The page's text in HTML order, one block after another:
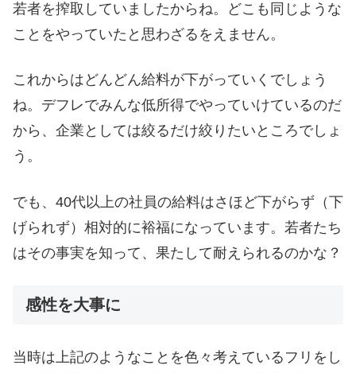
若者を搾取していましたからね。どこも同じような
ことをやっていたと思わざるをえません。
これからはどんどん給料が下がっていくでしょう
ね。デフレでみんな低所得でやっていけているのだ
から、企業としては絞るだけ絞りたいところでしょ
う。
でも、40代以上の社員の給料はさほど下がらず（下
げられず）相対的に裕福になっています。若者たち
はその事実を知って、果たして耐えられるのかな？
感性を大事に
当時は上記のようなことを色々考えているフリをし